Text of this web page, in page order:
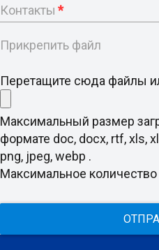
Контакты *
Прикрепить файл
Перетащите сюда файлы
Максимальный размер
формате doc, docx, rtf, xls,
png, jpeg, webp .
Максимальное